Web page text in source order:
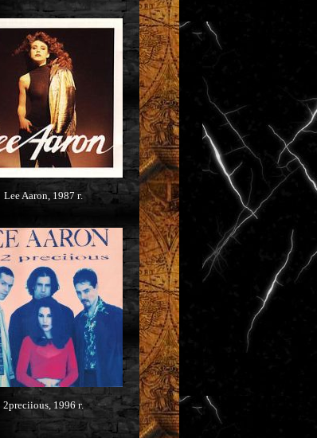
Lee Aaron, 1987 г.
2preciious, 1996 г.